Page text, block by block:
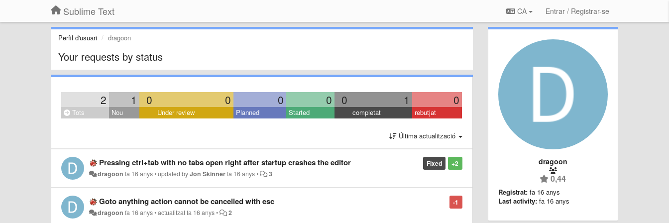
Sublime Text CA Entrar / Registrar-se
Perfil d'usuari dragoon
Your requests by status
2 1 0 0 0 0 0 1 0
Tots Nou Under review Planned Started completat rebutjat
Última actualització
+2
Fixed
Pressing ctrl+tab with no tabs open right after startup crashes the editor
dragoon fa 16 anys•updated byJon Skinnerfa 16 anys• 3
-1
Goto anything action cannot be cancelled with esc
dragoon fa 16 anys•actualitzatfa 16 anys• 2
dragoon
0,44
Registrat: fa 16 anys
Last activity: fa 16 anys